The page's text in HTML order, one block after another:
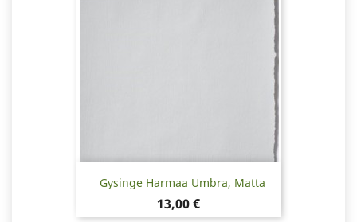
Gysinge Harmaa Umbra, Matta
Hinta
13,00 €